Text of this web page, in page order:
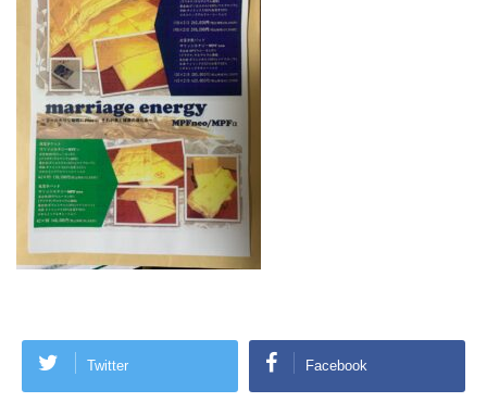
Twitter Facebook